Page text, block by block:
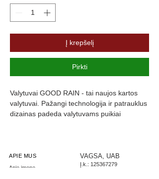
Į krepšelį
Pirkti
Valytuvai GOOD RAIN - tai naujos kartos
valytuvai. Pažangi technologija ir patrauklus
dizainas padeda valytuvams puikiai
triukšmą ir užtikrina komfortą.
APIE MUS
Apie įmonę
VAGSA, UAB
Į.k.: 125367279